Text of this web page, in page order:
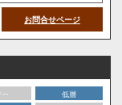
お問合せページ
ー
低層